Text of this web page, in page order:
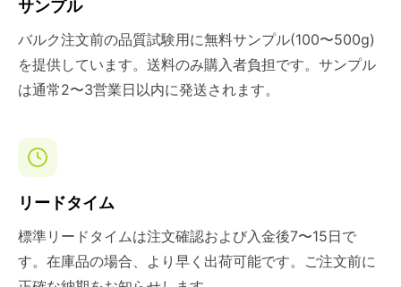
サンプル
バルク注文前の品質試験用に無料サンプル(100〜500g)
を提供しています。送料のみ購入者負担です。サンプル
は通常2〜3営業日以内に発送されます。
リードタイム
標準リードタイムは注文確認および入金後7〜15日で
す。在庫品の場合、より早く出荷可能です。ご注文前に